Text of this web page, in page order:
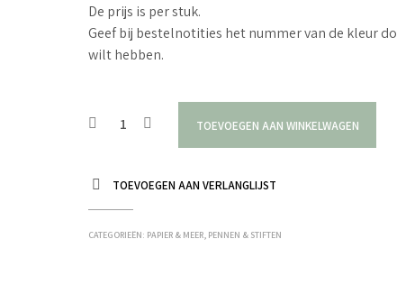
De prijs is per stuk.
Geef bij bestelnotities het nummer van de kleur
wilt hebben.
TOEVOEGEN AAN WINKELWAGEN
TOEVOEGEN AAN VERLANGLIJST
CATEGORIEËN: PAPIER & MEER, PENNEN & STIFTEN